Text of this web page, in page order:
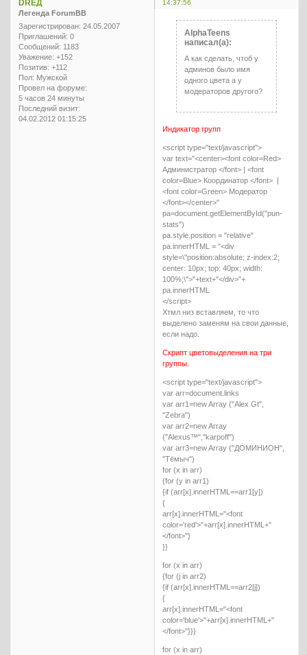
14:37:56
DREД
Легенда ForumBB
Зарегистрирован: 24.05.2007
Приглашений: 0
Сообщений: 1183
Уважение: +152
Позитив: +112
Пол: Мужской
Провел на форуме:
5 часов 24 минуты
Последний визит:
04.02.2012 01:15:25
AlphaTeens
написал(а):
А как сделать, чтоб у
админов было имя
одного цвета а у
модераторов другого?
Индикатор групп
<script type="text/javascript">
var text="<center><font color=Red>
Администратор </font> | <font
color=Blue> Координатор </font> |
<font color=Green> Модератор
</font></center>"
pa=document.getElementById("pun-
stats")
pa.style.position = "relative"
pa.innerHTML = "<div
style=\"position:absolute; z-index:2;
center: 10px; top: 40px; width:
100%;\">"+text+"</div>"+
pa.innerHTML
</script>
Хтмл низ вставляем, то что
выделено заменям на свои данные,
если надо.
Скрипт цветовыделения на три
группы.
<script type="text/javascript">
var arr=document.links
var arr1=new Array ("Alex Gt",
"Zebra")
var arr2=new Array
("Alexus™","karpoff")
var arr3=new Array ("ДОМИНИОН",
"Тёмыч")
for (x in arr)
{for (y in arr1)
{if (arr[x].innerHTML==arr1[y])
{
arr[x].innerHTML="<font
color='red'>"+arr[x].innerHTML+"
</font>"}
}}
for (x in arr)
{for (j in arr2)
{if (arr[x].innerHTML==arr2[j])
{
arr[x].innerHTML="<font
color='blue'>"+arr[x].innerHTML+"
</font>"}}}
for (x in arr)